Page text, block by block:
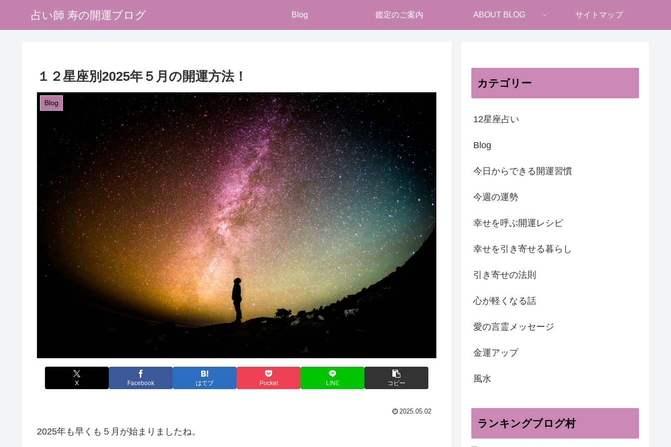
占い師 寿の開運ブログ Blog 鑑定のご案内 ABOUT BLOG サイトマップ
１２星座別2025年５月の開運方法！
Blog
X Facebook はてブ Pocket LINE コピー
2025.05.02
2025年も早くも５月が始まりましたね。
カテゴリー
12星座占い
Blog
今日からできる開運習慣
今週の運勢
幸せを呼ぶ開運レシピ
幸せを引き寄せる暮らし
引き寄せの法則
心が軽くなる話
愛の言霊メッセージ
金運アップ
風水
ランキングブログ村